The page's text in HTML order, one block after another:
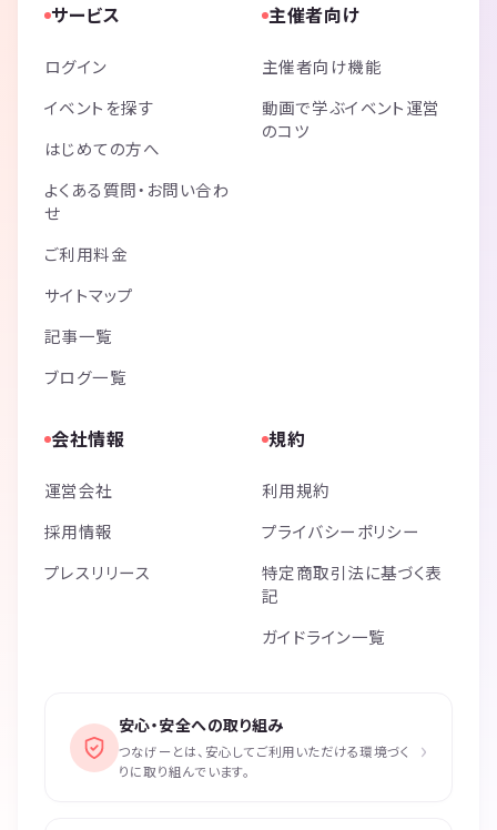
サービス
ログイン
イベントを探す
はじめての方へ
よくある質問・お問い合わ
せ
ご利用料金
サイトマップ
記事一覧
ブログ一覧
主催者向け
主催者向け機能
動画で学ぶイベント運営
のコツ
会社情報
運営会社
採用情報
プレスリリース
規約
利用規約
プライバシーポリシー
特定商取引法に基づく表
記
ガイドライン一覧
安心・安全への取り組み
つなげーとは、安心してご利用いただける環境づく
りに取り組んでいます。
›